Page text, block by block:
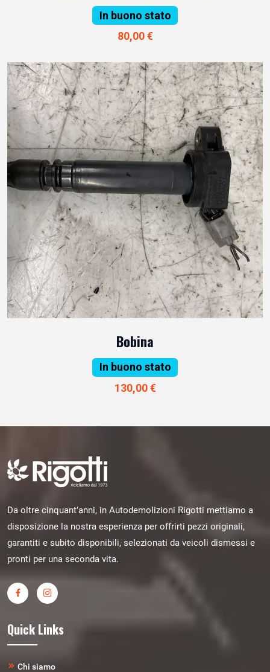
In buono stato
80,00 €
Bobina
In buono stato
130,00 €
Da oltre cinquant’anni, in Autodemolizioni Rigotti mettiamo a
disposizione la nostra esperienza per offrirti pezzi originali,
garantiti e subito disponibili, selezionati da veicoli dismessi e
pronti per una seconda vita.
Quick Links
Chi siamo